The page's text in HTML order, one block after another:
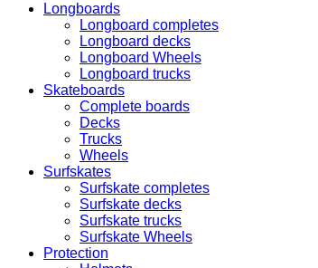
Longboards
Longboard completes
Longboard decks
Longboard Wheels
Longboard trucks
Skateboards
Complete boards
Decks
Trucks
Wheels
Surfskates
Surfskate completes
Surfskate decks
Surfskate trucks
Surfskate Wheels
Protection